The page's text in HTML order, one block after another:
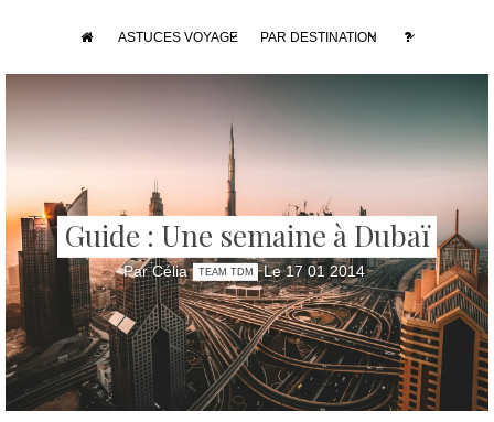
ASTUCES VOYAGE PAR DESTINATION
Guide : Une semaine à Dubaï
Par Célia TEAM TDM Le 17 01 2014